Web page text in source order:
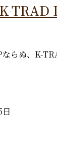
ならぬ、K-